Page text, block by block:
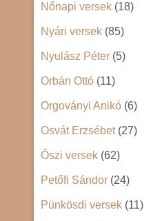
Nőnapi versek (18)
Nyári versek (85)
Nyulász Péter (5)
Orbán Ottó (11)
Orgoványi Anikó (6)
Osvát Erzsébet(27)
Őszi versek (62)
Petőfi Sándor (24)
Pünkösdi versek (11)